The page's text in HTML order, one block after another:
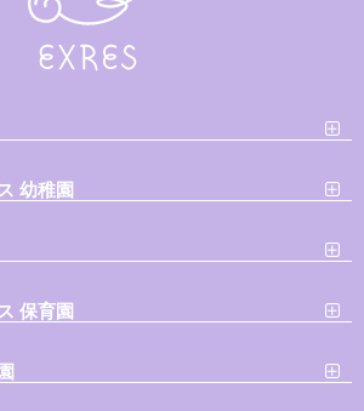
幼稚園
保育園